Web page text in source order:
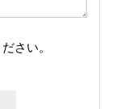
さい。